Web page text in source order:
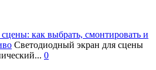
как выбрать, смонтировать и
Светодиодный экран для сцены
0